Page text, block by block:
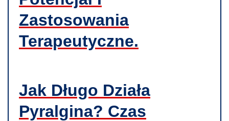
Zastosowania
Terapeutyczne.
Jak Długo Działa
Pyralgina? Czas